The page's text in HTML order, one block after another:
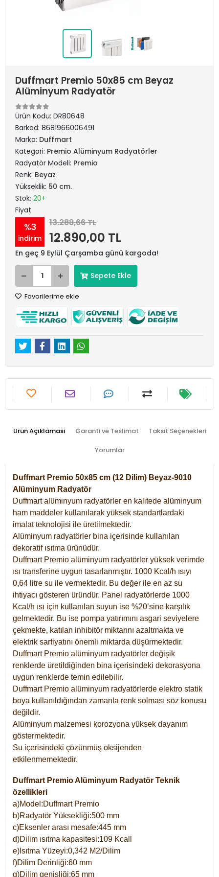
Duffmart Premio 50x85 cm Beyaz
Alüminyum Radyatör
Ürün Kodu: DR80648
Barkod: 8681966006491
Marka: Duffmart
Kategori: Premio Alüminyum Radyatörler
Radyatör Modeli: Premio
Renk: Beyaz
Yükseklik: 50 cm.
Stok: 20+
Fiyat
%3
indirim
13.288,66 TL
12.890,00 TL
En geç 9 Eylül Çarşamba günü kargoda!
Sepete Ekle
Favorilerime ekle
Ürün Açıklaması Garanti ve Teslimat Taksit Seçenekleri
Yorumlar
Duffmart Premio 50x85 cm (12 Dilim) Beyaz-9010
Alüminyum Radyatör
Duffmart alüminyum radyatörler en kalitede alüminyum
ham maddeler kullanılarak yüksek standartlardaki
imalat teknolojisi ile üretilmektedir.
Alüminyum radyatörler bina içerisinde kullanılan
dekoratif ısıtma ürünüdür.
Duffmart Premio alüminyum radyatörler yüksek verimde
ısı transferine uygun tasarlanmıştır. 1000 Kcal/h ısıyı
0,64 litre su ile vermektedir. Bu değer ile en az su
ihtiyacı gösteren üründür. Panel radyatörlerde 1000
Kcal/h ısı için kullanılan suyun ise %20’sine karşılık
gelmektedir. Bu ise pompa yatırımını asgari seviyelere
çekmekte, katılan inhibitör miktarını azaltmakta ve
elektrik sarfiyatını önemli miktarda düşürmektedir.
Duffmart Premio alüminyum radyatörler değişik
renklerde üretildiğinden bina içerisindeki dekorasyona
uygun renklerde temin edilebilir.
Duffmart Premio alüminyum radyatörlerde elektro statik
boya kullanıldığından zamanla renk solması söz konusu
değildir.
Alüminyum malzemesi korozyona yüksek dayanım
göstermektedir.
Su içerisindeki çözünmüş oksijenden
etkilenmemektedir.
Duffmart Premio Alüminyum Radyatör Teknik
özellikleri
a)Model:Duffmart Premio
b)Radyatör Yüksekliği:500 mm
c)Eksenler arası mesafe:445 mm
d)Dilim ısıtma kapasitesi:109 Kcall
e)Isıtma Yüzeyi:0,342 M2/Dilim
f)Dilim Derinliği:60 mm
g)Dilim genişliği:65 mm